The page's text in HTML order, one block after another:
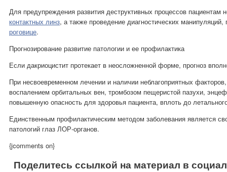
Для предупреждения развития деструктивных процессов пациентам
контактных линз, а также проведение диагностических
роговице.
Прогнозирование развитие патологии и ее профилактика
Если дакриоцистит протекает в неосложненной форме, прогноз
При несвоевременном лечении и наличии неблагоприятных
воспалением орбитальных вен, тромбозом пещеристой пазухи,
повышенную опасность для здоровья пациента, вплоть до
Единственным профилактическим методом заболевания является
патологий глаз ЛОР-органов.
{jcomments on}
Поделитесь ссылкой на материал в